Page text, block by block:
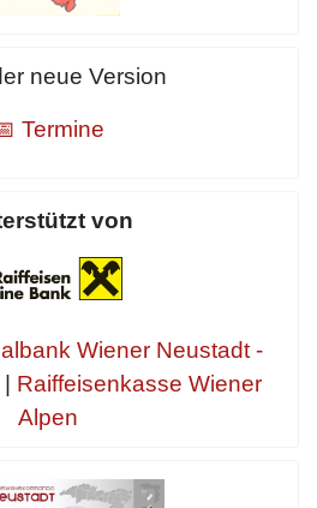
neue Version
Termine
von
Wiener Neustadt -
Raiffeisenkasse Wiener
Alpen